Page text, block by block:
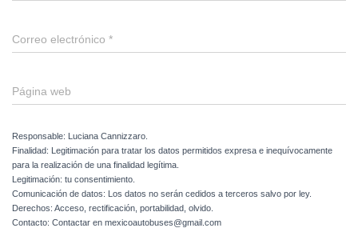
Correo electrónico *
Página web
Responsable: Luciana Cannizzaro.
Finalidad: Legitimación para tratar los datos permitidos expresa e inequívocamente
para la realización de una finalidad legítima.
Legitimación: tu consentimiento.
Comunicación de datos: Los datos no serán cedidos a terceros salvo por ley.
Derechos: Acceso, rectificación, portabilidad, olvido.
Contacto: Contactar en mexicoautobuses@gmail.com